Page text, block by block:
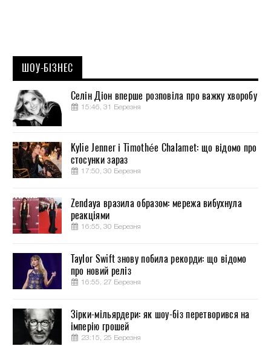
ШОУ-БІЗНЕС
Селін Діон вперше розповіла про важку хворобу
15:46, 31 Березня
Kylie Jenner і Timothée Chalamet: що відомо про
стосунки зараз
17:50, 30 Березня
Zendaya вразила образом: мережа вибухнула
реакціями
16:55, 30 Березня
Taylor Swift знову побила рекорди: що відомо
про новий реліз
16:55, 27 Березня
Зірки-мільярдери: як шоу-біз перетворився на
імперію грошей
23:15, 25 Березня